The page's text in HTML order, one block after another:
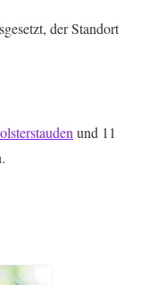
der Standort
und 11